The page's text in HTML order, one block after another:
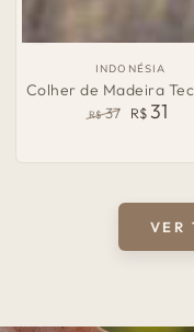
País
de
Origem:
INDONÉSIA
Colher de Madeira
R$ 37 R$ 31
VER